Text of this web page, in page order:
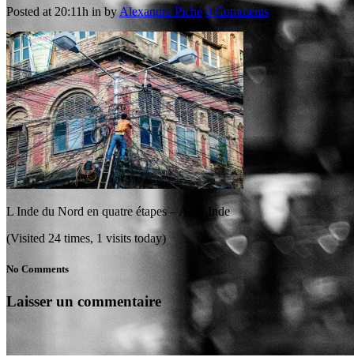
Posted at 20:11h in byAlexandre Piché 0 Comments
L Inde du Nord en quatre étapes – Asie, Inde
(Visited 24 times, 1 visits today)
No Comments
Laisser un commentaire